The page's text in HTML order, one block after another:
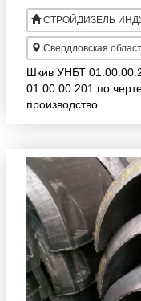
СТРОЙДИЗЕЛЬ
Свердловская
Шкив УНБТ
01.00.00.201 по
производство